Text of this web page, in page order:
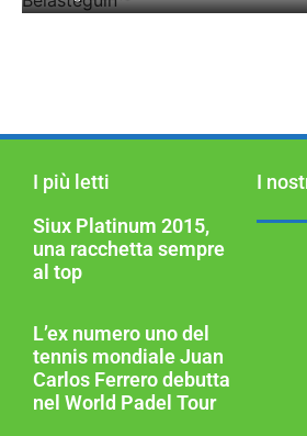
I più letti
Siux Platinum 2015,
una racchetta sempre
al top
L’ex numero uno del
tennis mondiale Juan
Carlos Ferrero debutta
nel World Padel Tour
I